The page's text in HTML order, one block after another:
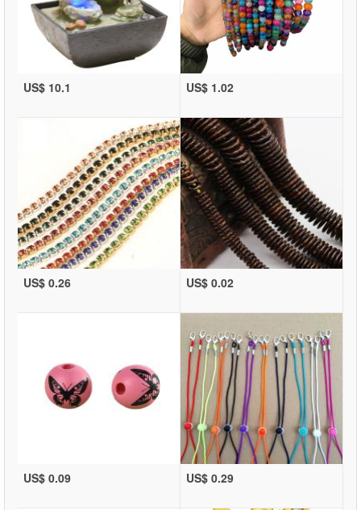
US$ 10.1 US$ 1.02
US$ 0.26 US$ 0.02
US$ 0.09 US$ 0.29